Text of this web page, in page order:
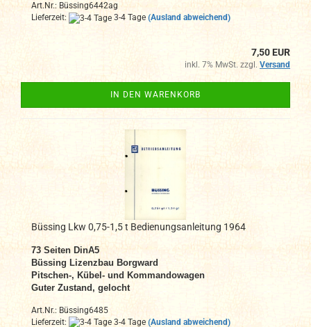
Art.Nr.: Büssing6442ag
Lieferzeit:
3-4 Tage (Ausland abweichend)
7,50 EUR
inkl. 7% MwSt. zzgl. Versand
IN DEN WARENKORB
Büssing Lkw 0,75-1,5 t Bedienungsanleitung 1964
73Seiten DinA5
Büssing Lizenzbau Borgward
Pitschen-, Kübel- und Kommandowagen
Guter Zustand, gelocht
Art.Nr.: Büssing6485
Lieferzeit:
3-4 Tage (Ausland abweichend)